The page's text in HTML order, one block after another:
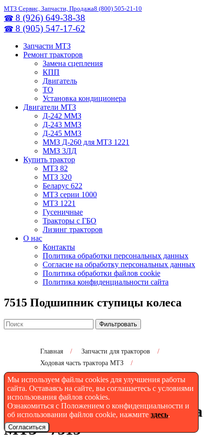
Мы используем файлы cookies для улучшения работы
сайта. Оставаясь на сайте, вы соглашаетесь с условиями
использования файлов cookies.
Ознакомиться с Положением о конфиденциальности и
об использовании файлов cookie, нажмите здесь.
Согласиться
МТЗ Сервис, Запчасти, Продажа8 (800) 505-21-10
☎ 8 (926) 649-38-38
☎ 8 (905) 547-17-62
Запчасти МТЗ
Ремонт тракторов
Замена сцепления
КПП
Двигатель
ТО
Установка кондиционера
Двигатели МТЗ
Д-242 ММЗ
Д-243 ММЗ
Д-245 ММЗ
ММЗ Д-260 для МТЗ 1221
ММЗ 3ЛД
Купить трактор
МТЗ 82
МТЗ 320
Беларус 622
МТЗ серии 1000
МТЗ 1221
Гусеничные
Тракторы с ГБО
Лизинг тракторов
О нас
Контакты
Политика обработки персональных данных
Согласие на обработку персональных данных
Политика обработки файлов cookie
Политика конфиденциальности сайта
7515 Подшипник ступицы колеса
Фильтровать
Главная / Запчасти для тракторов
/
Ходовая часть трактора МТЗ
/
7515 Подшипник ступицы колеса
Подшипник ступицы колеса
МТЗ - 7515